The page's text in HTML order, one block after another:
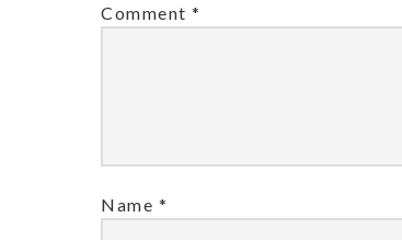
Comment *
Name *